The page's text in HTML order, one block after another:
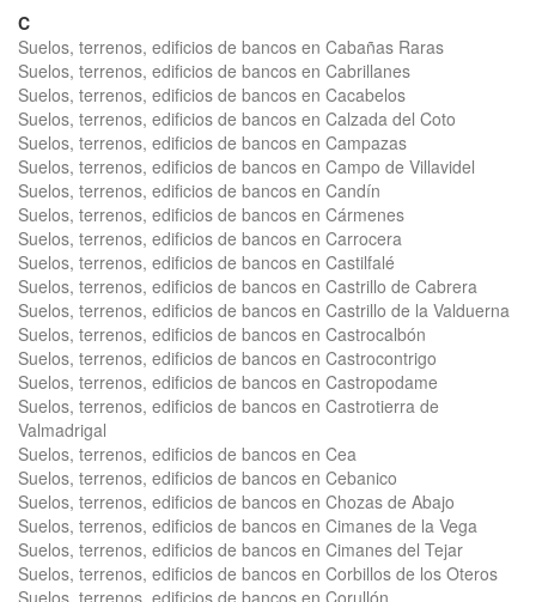
C
Suelos, terrenos, edificios de bancos en Cabañas Raras
Suelos, terrenos, edificios de bancos en Cabrillanes
Suelos, terrenos, edificios de bancos en Cacabelos
Suelos, terrenos, edificios de bancos en Calzada del Coto
Suelos, terrenos, edificios de bancos en Campazas
Suelos, terrenos, edificios de bancos en Campo de Villavidel
Suelos, terrenos, edificios de bancos en Candín
Suelos, terrenos, edificios de bancos en Cármenes
Suelos, terrenos, edificios de bancos en Carrocera
Suelos, terrenos, edificios de bancos en Castilfalé
Suelos, terrenos, edificios de bancos en Castrillo de Cabrera
Suelos, terrenos, edificios de bancos en Castrillo de la Valduerna
Suelos, terrenos, edificios de bancos en Castrocalbón
Suelos, terrenos, edificios de bancos en Castrocontrigo
Suelos, terrenos, edificios de bancos en Castropodame
Suelos, terrenos, edificios de bancos en Castrotierra de
Valmadrigal
Suelos, terrenos, edificios de bancos en Cea
Suelos, terrenos, edificios de bancos en Cebanico
Suelos, terrenos, edificios de bancos en Chozas de Abajo
Suelos, terrenos, edificios de bancos en Cimanes de la Vega
Suelos, terrenos, edificios de bancos en Cimanes del Tejar
Suelos, terrenos, edificios de bancos en Corbillos de los Oteros
Suelos, terrenos, edificios de bancos en Corullón